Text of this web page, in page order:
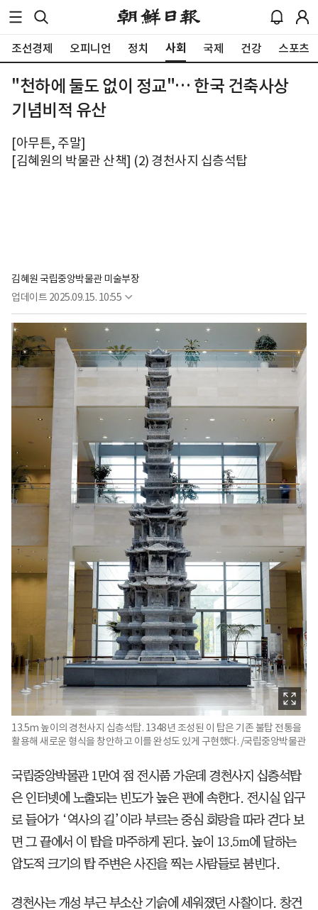
조선경제 오피니언 정치 사회 국제 건강 스포츠
"천하에 둘도 없이 정교"… 한국 건축사상
기념비적 유산
[아무튼, 주말]
[김혜원의 박물관 산책] (2) 경천사지 십층석탑
김혜원 국립중앙박물관 미술부장
업데이트 2025.09.15. 10:55
13.5m 높이의 경천사지 십층석탑. 1348년 조성된 이 탑은 기존 불탑 전통을
활용해 새로운 형식을 창안하고 이를 완성도 있게 구현했다. /국립중앙박물관
국립중앙박물관 1만여 점 전시품 가운데 경천사지 십층석탑
은 인터넷에 노출되는 빈도가 높은 편에 속한다. 전시실 입구
로 들어가 ‘역사의 길’이라 부르는 중심 회랑을 따라 걷다 보
면 그 끝에서 이 탑을 마주하게 된다. 높이 13.5m에 달하는
압도적 크기의 탑 주변은 사진을 찍는 사람들로 붐빈다.
경천사는 개성 부근 부소산 기슭에 세워졌던 사찰이다. 창건